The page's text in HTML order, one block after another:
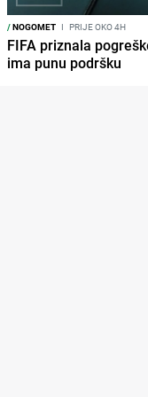
/NOGOMET I PRIJE OKO 4H
FIFA priznala
ima punu podršku